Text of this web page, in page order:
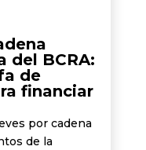
del BCRA:
de
financiar
por cadena
de la